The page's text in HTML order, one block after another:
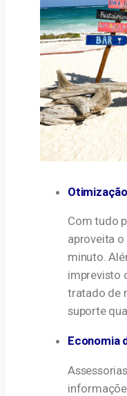
Com tudo
aproveita
minuto.
imprevisto
tratado de
suporte
Economia